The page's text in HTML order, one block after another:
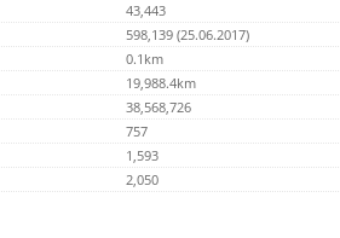
43,443
598,139 (25.06.2017)
0.1km
19,988.4km
38,568,726
757
1,593
2,050